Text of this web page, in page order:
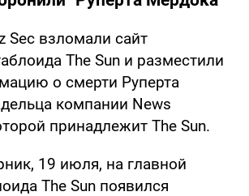
Sec взломали сайт
The Sun и разместили
о смерти Руперта
компании News
принадлежит The Sun.
19 июля, на главной
The Sun появился